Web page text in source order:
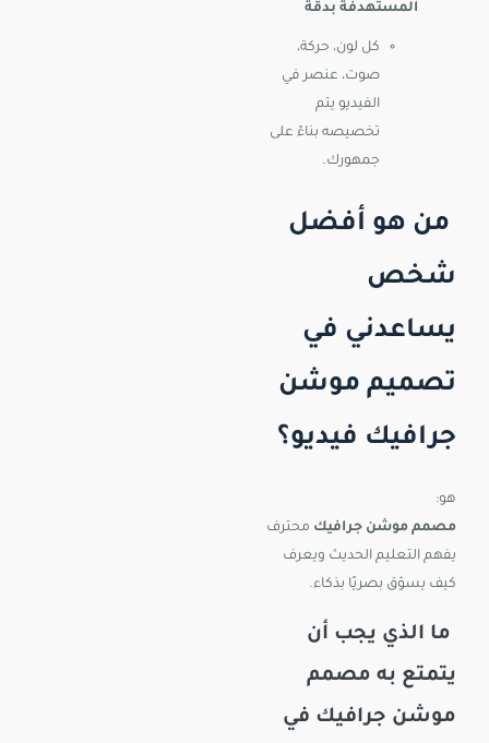
المستهدفة بدقة
كل لون، حركة،
صوت، عنصر في
الفيديو يتم
تخصيصه بناءً على
جمهورك.
من هو أفضل
شخص
يساعدني في
تصميم موشن
جرافيك فيديو؟
هو:
مصمم موشن جرافيك محترف
يفهم التعليم الحديث ويعرف
كيف يسوّق بصريًا بذكاء.
ما الذي يجب أن
يتمتع به مصمم
موشن جرافيك في